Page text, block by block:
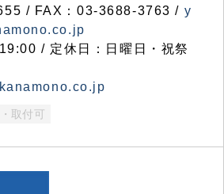
/ FAX：03-3688-3763 / y
/ 定休日：日曜日・祝祭
取付可